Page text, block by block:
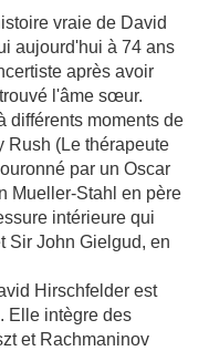
vraie de David
aujourd'hui à 74 ans
après avoir
l'âme sœur.
différents moments de
Rush (Le thérapeute
par un Oscar
Mueller-Stahl en père
intérieure qui
Sir John Gielgud, en
Hirschfelder est
Elle intègre des
et Rachmaninov